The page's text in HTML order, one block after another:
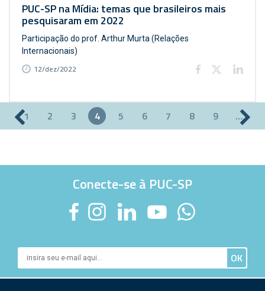
PUC-SP na Mídia: temas que brasileiros mais
pesquisaram em 2022
Participação do prof. Arthur Murta (Relações
Internacionais)
12/dez/2022
Páginas
1 2 3 4 5 6 7 8 9 …
Conecte-se à PUC-SP